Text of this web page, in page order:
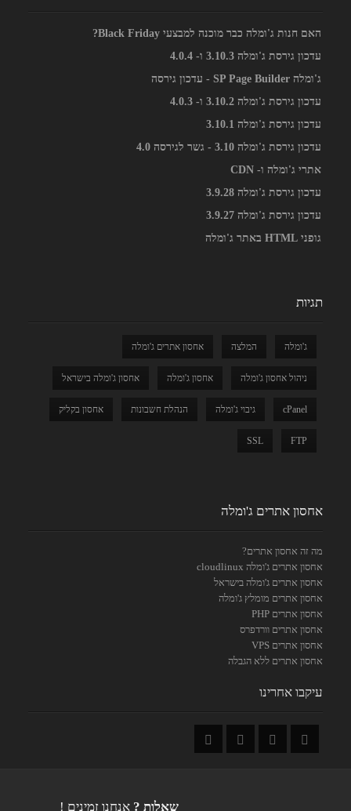
האם חנות ג'ומלה כבר מוכנה למבצעי Black Friday?
עדכון גירסת ג'ומלה 3.10.3 ו- 4.0.4
ג'ומלה SP Page Builder - עדכון גירסה
עדכון גירסת ג'ומלה 3.10.2 ו- 4.0.3
עדכון גירסת ג'ומלה 3.10.1
עדכון גירסת ג'ומלה 3.10 - גשר לגירסה 4.0
אתרי ג'ומלה ו- CDN
עדכון גירסת ג'ומלה 3.9.28
עדכון גירסת ג'ומלה 3.9.27
גופני HTML באתר ג'ומלה
תגיות
ג'ומלה המלצה אחסון אתרים ג'ומלה
ניהול אחסון ג'ומלה אחסון ג'ומלה אחסון ג'ומלה בישראל
cPanel גיבוי ג'ומלה הנהלת חשבונות אחסון בקליק
FTP
SSL
אחסון אתרים ג'ומלה
מה זה אחסון אתרים?
אחסון אתרים ג'ומלה cloudlinux
אחסון אתרים ג'ומלה בישראל
אחסון אתרים מומלץ ג'ומלה
אחסון אתרים PHP
אחסון אתרים וורדפרס
אחסון אתרים VPS
אחסון אתרים ללא הגבלה
עיקבו אחרינו
שאלות ? אנחנו זמינים !